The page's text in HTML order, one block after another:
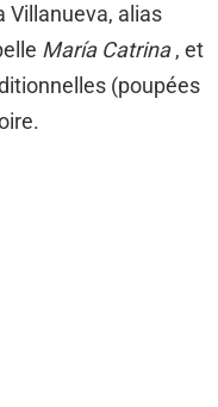
Villanueva, alias
María Catrina, et
(poupées